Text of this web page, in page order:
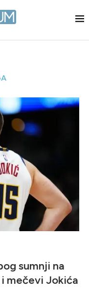
sumnji na
i mečevi Jokića